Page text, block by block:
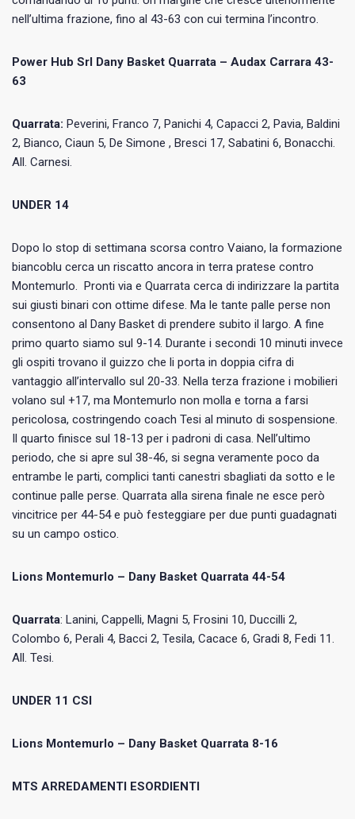
nell’ultima frazione, fino al 43-63 con cui termina l’incontro.
Power Hub Srl Dany Basket Quarrata – Audax Carrara 43-
63
Quarrata: Peverini, Franco 7, Panichi 4, Capacci 2, Pavia, Baldini
2, Bianco, Ciaun 5, De Simone , Bresci 17, Sabatini 6, Bonacchi.
All. Carnesi.
UNDER 14
Dopo lo stop di settimana scorsa contro Vaiano, la formazione
biancoblu cerca un riscatto ancora in terra pratese contro
Montemurlo. Pronti via e Quarrata cerca di indirizzare la partita
sui giusti binari con ottime difese. Ma le tante palle perse non
consentono al Dany Basket di prendere subito il largo. A fine
primo quarto siamo sul 9-14. Durante i secondi 10 minuti invece
gli ospiti trovano il guizzo che li porta in doppia cifra di
vantaggio all’intervallo sul 20-33. Nella terza frazione i mobilieri
volano sul +17, ma Montemurlo non molla e torna a farsi
pericolosa, costringendo coach Tesi al minuto di sospensione.
Il quarto finisce sul 18-13 per i padroni di casa. Nell’ultimo
periodo, che si apre sul 38-46, si segna veramente poco da
entrambe le parti, complici tanti canestri sbagliati da sotto e le
continue palle perse. Quarrata alla sirena finale ne esce però
vincitrice per 44-54 e può festeggiare per due punti guadagnati
su un campo ostico.
Lions Montemurlo – Dany Basket Quarrata 44-54
Quarrata: Lanini, Cappelli, Magni 5, Frosini 10, Duccilli 2,
Colombo 6, Perali 4, Bacci 2, Tesila, Cacace 6, Gradi 8, Fedi 11.
All. Tesi.
UNDER 11 CSI
Lions Montemurlo – Dany Basket Quarrata 8-16
MTS ARREDAMENTI ESORDIENTI